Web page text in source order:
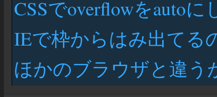
CSSでoverflowをauto
IEで枠からはみ出てる
ほかのブラウザと違う